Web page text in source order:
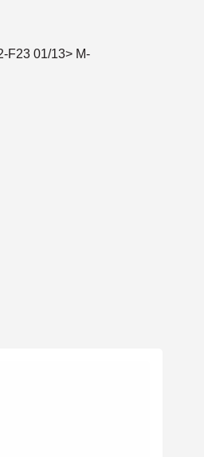
F23 01/13> M-